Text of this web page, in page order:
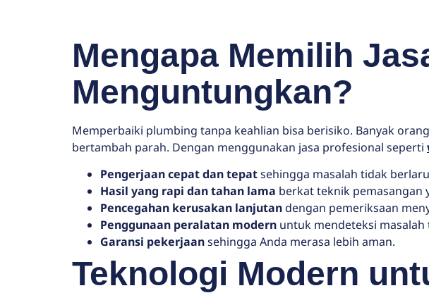
Mengapa Memilih
Menguntungkan?
Memperbaiki plumbing tanpa keahlian bisa berisiko. Banyak
bertambah parah. Dengan menggunakan jasa profesional seperti
Pengerjaan cepat dan tepatsehingga masalah tidak
Hasil yang rapi dan tahan lama berkat teknik pemasangan
Pencegahan kerusakan lanjutandengan pemeriksaan
Penggunaan peralatan modern untuk mendeteksi
Garansi pekerjaansehingga Anda merasa lebih aman.
Teknologi Modern